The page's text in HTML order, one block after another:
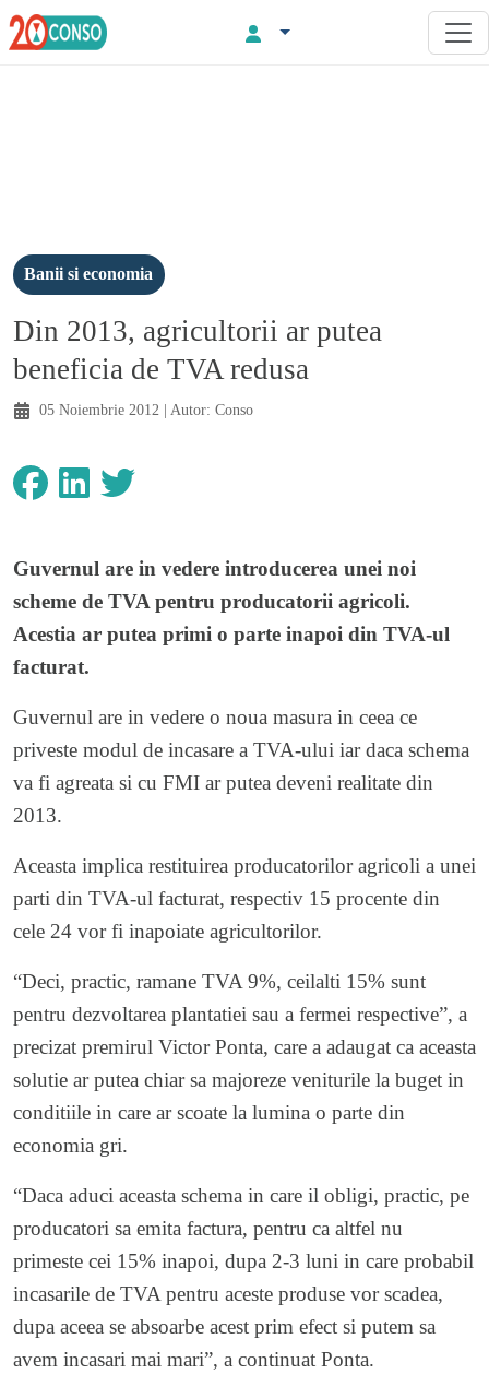
Banii si economia
Din 2013, agricultorii ar putea
beneficia de TVA redusa
05 Noiembrie 2012 | Autor: Conso
Guvernul are in vedere introducerea unei noi
scheme de TVA pentru producatorii agricoli.
Acestia ar putea primi o parte inapoi din TVA-ul
facturat.
Guvernul are in vedere o noua masura in ceea ce
priveste modul de incasare a TVA-ului iar daca schema
va fi agreata si cu FMI ar putea deveni realitate din
2013.
Aceasta implica restituirea producatorilor agricoli a unei
parti din TVA-ul facturat, respectiv 15 procente din
cele 24 vor fi inapoiate agricultorilor.
“Deci, practic, ramane TVA 9%, ceilalti 15% sunt
pentru dezvoltarea plantatiei sau a fermei respective”, a
precizat premirul Victor Ponta, care a adaugat ca aceasta
solutie ar putea chiar sa majoreze veniturile la buget in
conditiile in care ar scoate la lumina o parte din
economia gri.
“Daca aduci aceasta schema in care il obligi, practic, pe
producatori sa emita factura, pentru ca altfel nu
primeste cei 15% inapoi, dupa 2-3 luni in care probabil
incasarile de TVA pentru aceste produse vor scadea,
dupa aceea se absoarbe acest prim efect si putem sa
avem incasari mai mari”, a continuat Ponta.